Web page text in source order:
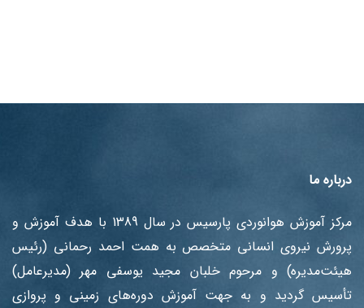
درباره ما
مرکز آموزش هوانوردی پارسیس در سال 1389 با هدف آموزش ‌و
پرورش نیروی انسانی متخصص به همت احمد رحمانی (رئیس
هیئت‌مدیره) و مرحوم خلبان مجید یوسفی مهر (مدیرعامل)
تأسیس گردید و به جهت آموزش دوره‌های زمینی و پروازی